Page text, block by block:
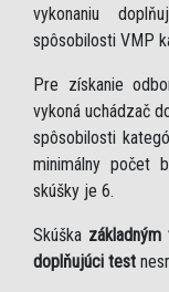
vykonaniu
spôsobilosti VMP
Pre získanie
vykoná uchádzač
spôsobilosti
minimálny počet
skúšky je 6.
Skúška
doplňujúci test